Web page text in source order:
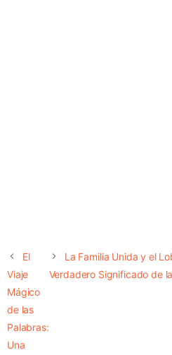
El
Viaje
Mágico
de las
Palabras:
Una
La Familia Unida y el
Verdadero Significado de